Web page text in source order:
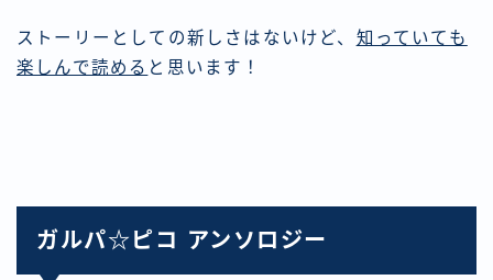
ストーリーとしての新しさはないけど、 知っていても
楽しんで読める と思います！
ガルパ☆ピコ アンソロジー